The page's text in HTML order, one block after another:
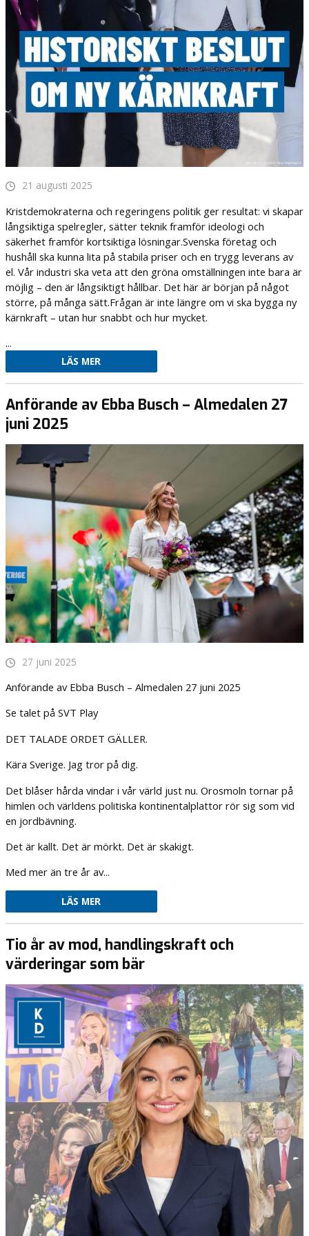
21 augusti 2025
Kristdemokraterna och regeringens politik ger resultat: vi skapar
långsiktiga spelregler, sätter teknik framför ideologi och
säkerhet framför kortsiktiga lösningar.Svenska företag och
hushåll ska kunna lita på stabila priser och en trygg leverans av
el. Vår industri ska veta att den gröna omställningen inte bara är
möjlig – den är långsiktigt hållbar. Det här är början på något
större, på många sätt.Frågan är inte längre om vi ska bygga ny
kärnkraft – utan hur snabbt och hur mycket.
...
LÄS MER
Anförande av Ebba Busch – Almedalen 27
juni 2025
27 juni 2025
Anförande av Ebba Busch – Almedalen 27 juni 2025
Se talet på SVT Play
DET TALADE ORDET GÄLLER.
Kära Sverige. Jag tror på dig.
Det blåser hårda vindar i vår värld just nu. Orosmoln tornar på
himlen och världens politiska kontinentalplattor rör sig som vid
en jordbävning.
Det är kallt. Det är mörkt. Det är skakigt.
Med mer än tre år av...
LÄS MER
Tio år av mod, handlingskraft och
värderingar som bär